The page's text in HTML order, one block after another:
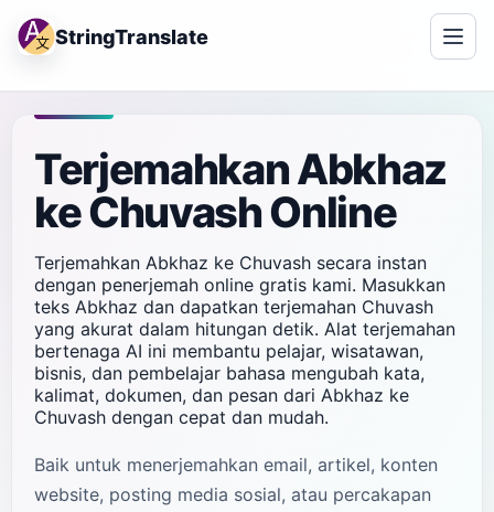
StringTranslate
Terjemahkan Abkhaz
ke Chuvash Online
Terjemahkan Abkhaz ke Chuvash secara instan
dengan penerjemah online gratis kami. Masukkan
teks Abkhaz dan dapatkan terjemahan Chuvash
yang akurat dalam hitungan detik. Alat terjemahan
bertenaga AI ini membantu pelajar, wisatawan,
bisnis, dan pembelajar bahasa mengubah kata,
kalimat, dokumen, dan pesan dari Abkhaz ke
Chuvash dengan cepat dan mudah.
Baik untuk menerjemahkan email, artikel, konten
website, posting media sosial, atau percakapan